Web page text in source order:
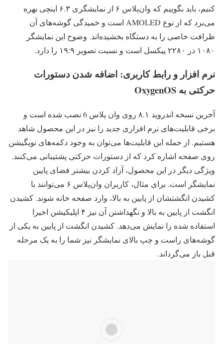
کنیم، باید بگوییم که وان‌پلاس ۶ از نمایشگری ۶.۳ اینچی بهره
می‌برد که از نوع AMOLED است و خمیدگی گوشه‌های آن
ظرافت خاصی را به دستگاه بخشیده‌‌اند. وضوح این نمایشگر
۱۰۸۰ در ۲۲۸۰ پیکسل است و نسبت تصویر ۱۹:۹ را دارد.
نرم افزار و رابط کاربری: اضافه شدن دستورات
حرکتی به OxygenOS
آخرین نسخه اندروید ۸.۱ روی وان پلاس 6 نصب شده است و
برخی قابلیت‌های نرم افزاری جدید را نیز در این محصول شاهد
هستیم. از جمله این قابلیت‌ها می‌توان به وجود دکمه‌های نویگیشن
روی صفحه اشاره کرد که از دستورات حرکتی پشتیبانی می‌کنند.
ویژگی دیگر در این محصول، آزاد کردن بیشتر فضای پایین
نمایشگر است. برای مثال، کاربران وان‌پلاس ۶ می‌توانند با
کشیدن انگشتشان از پایین به بالا، وارد صفحه خانه شوند. کشیدن
انگشت از پایین به بالا و نگهداشتن آن نیز ۴ اپلیکیشن اخیرا
استفاده شده را نمایش می‌دهد. کشیدن انگشت از پایین به یکی از
گوشه‌های راست و چپ بالای نمایشگر نیز شما را به یک مرحله
قبل باز می‌گرداند.